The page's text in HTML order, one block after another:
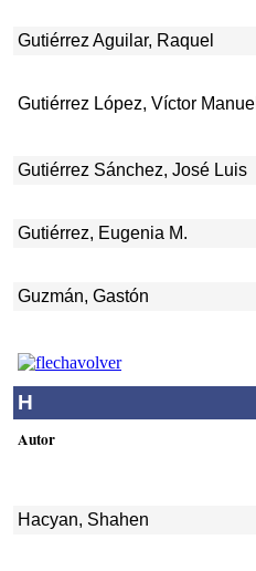
Gutiérrez Aguilar, Raquel
Gutiérrez López, Víctor Manuel
Gutiérrez Sánchez, José Luis
Gutiérrez, Eugenia M.
Guzmán, Gastón
H
Autor
Hacyan, Shahen